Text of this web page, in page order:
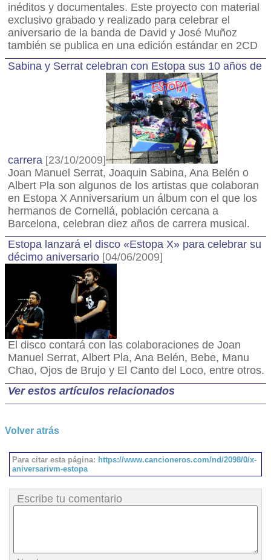
inéditos y documentales. Este proyecto con material
exclusivo grabado y realizado para celebrar el
aniversario de la banda de David y José Muñoz
también se publica en una edición estándar en 2CD
Sabina y Serrat celebran con Estopa sus 10 años de
carrera [23/10/2009]
Joan Manuel Serrat, Joaquin Sabina, Ana Belén o
Albert Pla son algunos de los artistas que colaboran
en Estopa X Anniversarium un álbum con el que los
hermanos de Cornellá, población cercana a
Barcelona, celebran diez años de carrera musical.
Estopa lanzará el disco «Estopa X» para celebrar su
décimo aniversario [04/06/2009]
El disco contará con las colaboraciones de Joan
Manuel Serrat, Albert Pla, Ana Belén, Bebe, Manu
Chao, Ojos de Brujo y El Canto del Loco, entre otros.
Ver estos artículos relacionados
Volver atrás
Para citar esta página: https://www.cancioneros.com/nd/2098/0/x-
aniversarivm-estopa
Escribe tu comentario